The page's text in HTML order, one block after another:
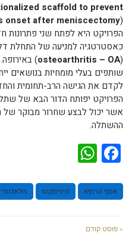
scaffold to prevent
onset after meniscectomy
הפרויקט היא לפתח שני פתרונות
כאסטרטגיה למניעה של התחלת
(
osteoarthritis – OA
שותפים בעלי מומחיות בנושאים
לקדם את הגישה הרב-תחומית
הפרויקט יפותח הדור הבא של
אשר יכול לבצע שחרור מבוקר של
ההשתלה.
Facebook
אסף הרופא מיניסקוס מלאכותי
« פוסט קודם